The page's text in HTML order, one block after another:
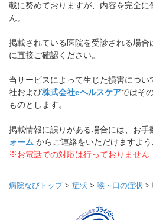
載に努めておりますが、内容を完全
ん。
掲載されている医院を受診される場合
に直接ご確認ください。
当サービスによって生じた損害につ
社および株式会社eヘルスケアではそ
ものとします。
掲載情報に誤りがある場合には、お手
ォーム からご連絡をいただけますよう
※お電話での対応は行っておりません
病院なびトップ> 症状 > 喉・口の症状 >